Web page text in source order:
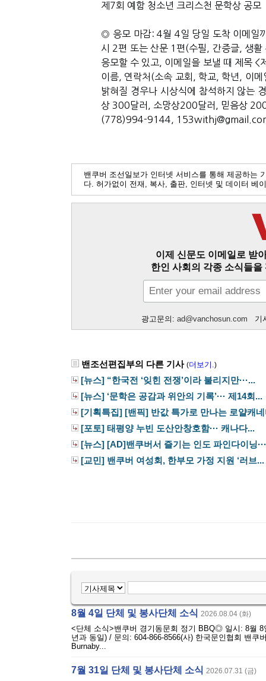
제7회 예함 청소년 크리스천 문학상 공모
◎ 응모 마감: 4월 4일 당일 도착 이메일
시 2편 또는 산문 1편(수필, 간증글, 생
응모할 수 있고, 이메일을 보낼 때 제목 <
이름, 연락처(소속 교회, 학교, 학년, 이
밝혀질 경우나 시상식에 참석하지 않는
상 300달러, 소망상200달러, 믿음상
(778)994-9144,
밴쿠버 조선일보가 인터넷 서비스를 통해 제공하는
다. 허가없이 전재, 복사, 출판, 인터넷 및 데이터 베
이제 신문도 이메일로 받
한인 사회의 각종 소식들
광고문의: ad@vanchosun.com 기
밴조선편집부의 다른 기사 (더보기.)
[뉴스] “한국전 ‘잊힌 전쟁’이라 불리지만···...
[뉴스] ‘문학은 공감과 위안의 기록’··· 제14회...
[기획특집] [밴픽] 반값 특가로 만나는 로얄캐
[포토] 태평양 누빈 도산안창호함··· 캐나다...
[뉴스] [AD]밴쿠버서 즐기는 인도 파인다이닝
[교민] 밴쿠버 여성회, 한부모 가정 지원 ‘러브...
8월 4일 단체 및 봉사단체 소식 2026.08.04 (화)
<단체 소식>밴쿠버 경기동문회 정기 BBQ◎ 일시: 8월
년과 동일) / 문의: 604-866-8566(사) 한국문인협회 밴
Burnaby...
7월 31일 단체 및 봉사단체 소식 2026.07.31 (금)